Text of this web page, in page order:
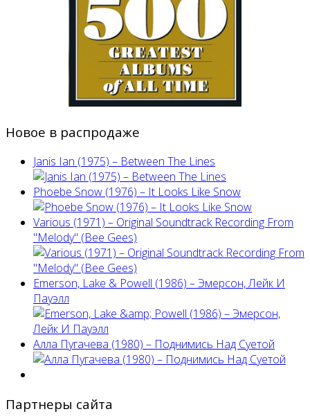
Новое в распродаже
Janis Ian (1975) ‎– Between The Lines
Phoebe Snow (1976) – It Looks Like Snow
Various (1971) – Original Soundtrack Recording From
"Melody" (Bee Gees)
Emerson, Lake & Powell (1986) ‎– Эмерсон, Лейк И
Пауэлл
Алла Пугачева (1980) – Поднимись Над Суетой
Партнеры сайта